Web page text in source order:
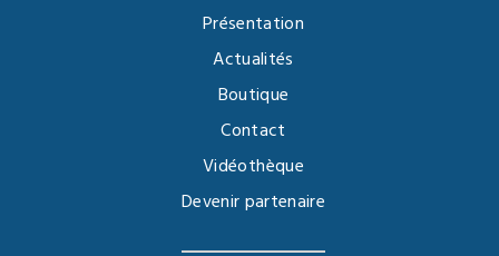
Présentation
Actualités
Boutique
Contact
Vidéothèque
Devenir partenaire